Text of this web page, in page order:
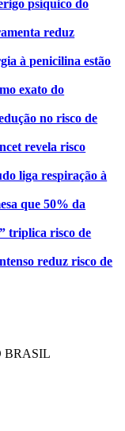
psíquico do
reduz
à penicilina estão
exato do
no risco de
revela risco
liga respiração à
que 50% da
triplica risco de
reduz risco de
BRASIL